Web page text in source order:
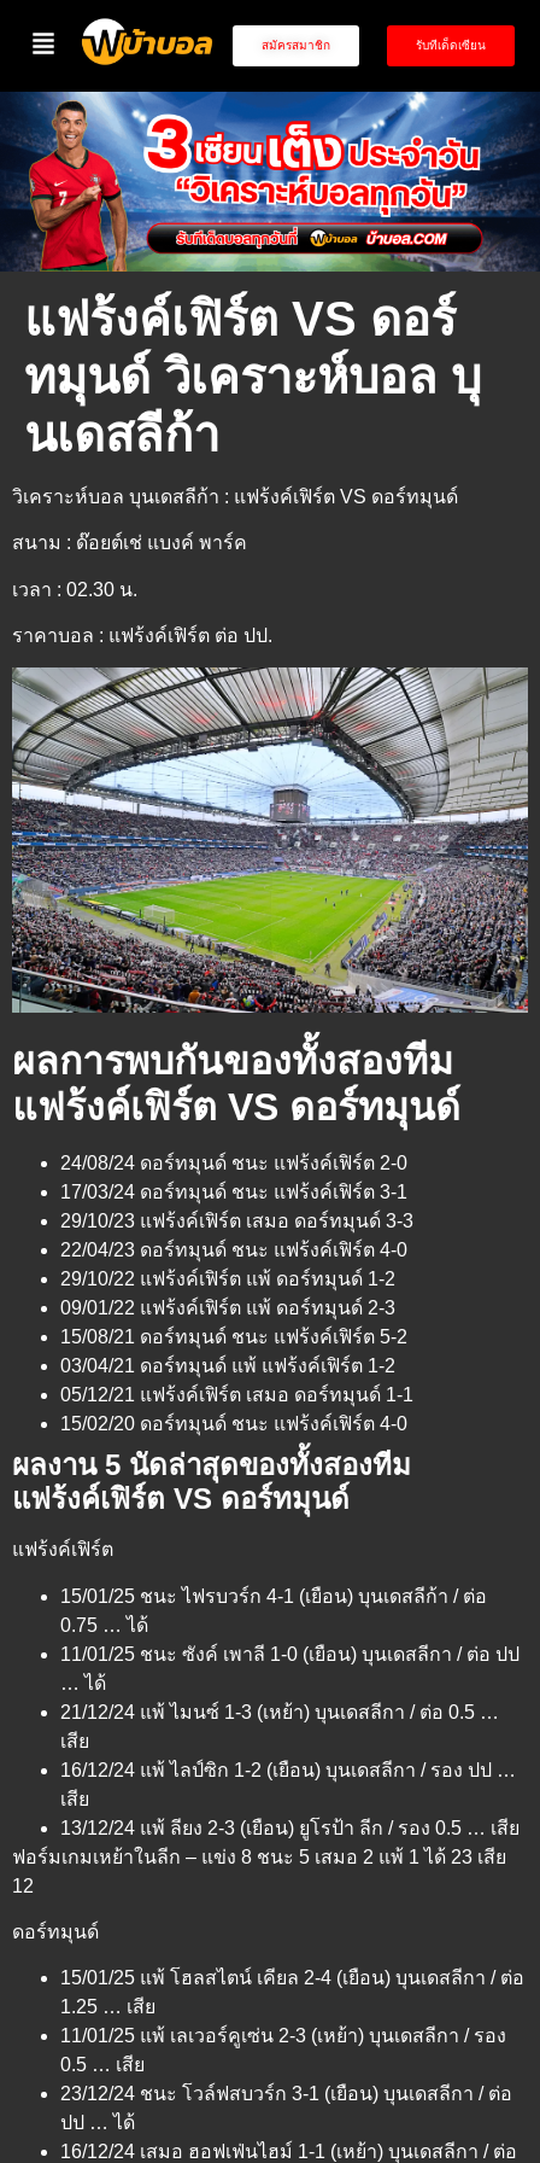
สมัครสมาชิก รับทีเด็ดเซียน
แฟร้งค์เฟิร์ต VS ดอร์
ทมุนด์ วิเคราะห์บอล บุ
นเดสลีก้า
วิเคราะห์บอล บุนเดสลีก้า : แฟร้งค์เฟิร์ต VS ดอร์ทมุนด์
สนาม : ด๊อยต์เช่ แบงค์ พาร์ค
เวลา : 02.30 น.
ราคาบอล : แฟร้งค์เฟิร์ต ต่อ ปป.
ผลการพบกันของทั้งสองทีม
แฟร้งค์เฟิร์ต VS ดอร์ทมุนด์
24/08/24 ดอร์ทมุนด์ ชนะ แฟร้งค์เฟิร์ต 2-0
17/03/24 ดอร์ทมุนด์ ชนะ แฟร้งค์เฟิร์ต 3-1
29/10/23 แฟร้งค์เฟิร์ต เสมอ ดอร์ทมุนด์ 3-3
22/04/23 ดอร์ทมุนด์ ชนะ แฟร้งค์เฟิร์ต 4-0
29/10/22 แฟร้งค์เฟิร์ต แพ้ ดอร์ทมุนด์ 1-2
09/01/22 แฟร้งค์เฟิร์ต แพ้ ดอร์ทมุนด์ 2-3
15/08/21 ดอร์ทมุนด์ ชนะ แฟร้งค์เฟิร์ต 5-2
03/04/21 ดอร์ทมุนด์ แพ้ แฟร้งค์เฟิร์ต 1-2
05/12/21 แฟร้งค์เฟิร์ต เสมอ ดอร์ทมุนด์ 1-1
15/02/20 ดอร์ทมุนด์ ชนะ แฟร้งค์เฟิร์ต 4-0
ผลงาน 5 นัดล่าสุดของทั้งสองทีม
แฟร้งค์เฟิร์ต VS ดอร์ทมุนด์
แฟร้งค์เฟิร์ต
15/01/25 ชนะ ไฟรบวร์ก 4-1 (เยือน) บุนเดสลีก้า / ต่อ
0.75 … ได้
11/01/25 ชนะ ซังค์ เพาลี 1-0 (เยือน) บุนเดสลีกา / ต่อ ปป
… ได้
21/12/24 แพ้ ไมนซ์ 1-3 (เหย้า) บุนเดสลีกา / ต่อ 0.5 …
เสีย
16/12/24 แพ้ ไลป์ซิก 1-2 (เยือน) บุนเดสลีกา / รอง ปป …
เสีย
13/12/24 แพ้ ลียง 2-3 (เยือน) ยูโรป้า ลีก / รอง 0.5 … เสีย
ฟอร์มเกมเหย้าในลีก – แข่ง 8 ชนะ 5 เสมอ 2 แพ้ 1 ได้ 23 เสีย
12
ดอร์ทมุนด์
15/01/25 แพ้ โฮลสไตน์ เคียล 2-4 (เยือน) บุนเดสลีกา / ต่อ
1.25 … เสีย
11/01/25 แพ้ เลเวอร์คูเซ่น 2-3 (เหย้า) บุนเดสลีกา / รอง
0.5 … เสีย
23/12/24 ชนะ โวล์ฟสบวร์ก 3-1 (เยือน) บุนเดสลีกา / ต่อ
ปป … ได้
16/12/24 เสมอ ฮอฟเฟ่นไฮม์ 1-1 (เหย้า) บุนเดสลีกา / ต่อ